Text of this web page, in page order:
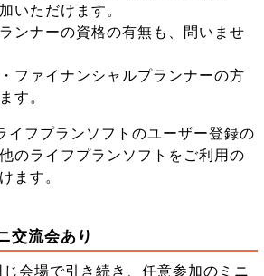
いただけます。
ンナーの資格の有無も、問いませ
ファイナンシャルプランナーの方
す。
イフプランソフトのユーザー登録の
のライフプランソフトをご利用の
ます。
交流会あり
会場で引き続き、任意参加のミニ